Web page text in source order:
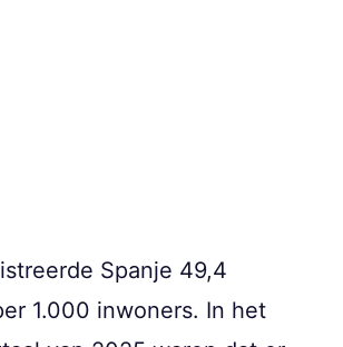
Spanje 49,4
1.000 inwoners. In het